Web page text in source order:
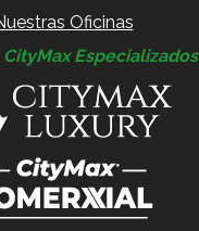
Oficinas
Especializados